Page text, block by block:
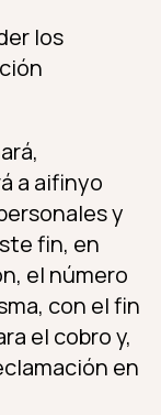
los
a aifinyo
y
fin, en
el número
con el fin
el cobro y,
en